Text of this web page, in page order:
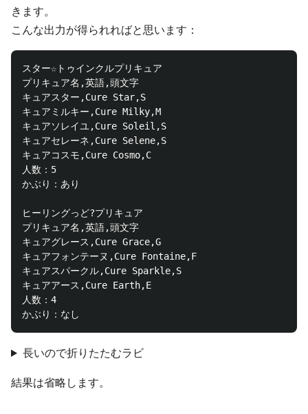
きます。
こんな出力が得られればと思います：
スター☆トゥインクルプリキュア
プリキュア名,英語,頭文字
キュアスター,Cure Star,S
キュアミルキー,Cure Milky,M
キュアソレイユ,Cure Soleil,S
キュアセレーネ,Cure Selene,S
キュアコスモ,Cure Cosmo,C
人数：5
かぶり：あり
ヒーリングっど?プリキュア
プリキュア名,英語,頭文字
キュアグレース,Cure Grace,G
キュアフォンテーヌ,Cure Fontaine,F
キュアスパークル,Cure Sparkle,S
キュアアース,Cure Earth,E
人数：4
長いので折りたたむラビ
結果は省略します。